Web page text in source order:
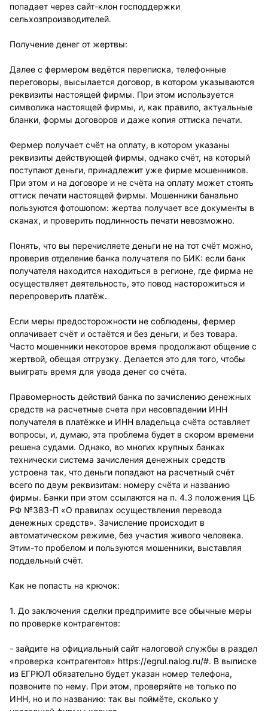
попадает через сайт-клон господдержки
сельхозпроизводителей.
Получение денег от жертвы:
Далее с фермером ведётся переписка, телефонные
переговоры, высылается договор, в котором указываются
реквизиты настоящей фирмы. При этом используется
символика настоящей фирмы, и, как правило, актуальные
бланки, формы договоров и даже копия оттиска печати.
Фермер получает счёт на оплату, в котором указаны
реквизиты действующей фирмы, однако счёт, на который
поступают деньги, принадлежит уже фирме мошенников.
При этом и на договоре и не счёта на оплату может стоять
оттиск печати настоящей фирмы. Мошенники банально
пользуются фотошопом: жертва получает все документы в
сканах, и проверить подлинность печати невозможно.
Понять, что вы перечисляете деньги не на тот счёт можно,
проверив отделение банка получателя по БИК: если банк
получателя находится находиться в регионе, где фирма не
осуществляет деятельность, это повод насторожиться и
перепроверить платёж.
Если меры предосторожности не соблюдены, фермер
оплачивает счёт и остаётся и без деньги, и без товара.
Часто мошенники некоторое время продолжают общение с
жертвой, обещая отгрузку. Делается это для того, чтобы
выиграть время для увода денег со счёта.
Правомерность действий банка по зачислению денежных
средств на расчетные счета при несовпадении ИНН
получателя в платёжке и ИНН владельца счёта оставляет
вопросы, и, думаю, эта проблема будет в скором времени
решена судами. Однако, во многих крупных банках
технически система зачисления денежных средств
устроена так, что деньги попадают на расчетный счёт
всего по двум реквизитам: номеру счёта и названию
фирмы. Банки при этом ссылаются на п. 4.3 положения ЦБ
РФ №383-П «О правилах осуществления перевода
денежных средств». Зачисление происходит в
автоматическом режиме, без участия живого человека.
Этим-то пробелом и пользуются мошенники, выставляя
поддельный счёт.
Как не попасть на крючок:
1. До заключения сделки предпримите все обычные меры
по проверке контрагентов:
- зайдите на официальный сайт налоговой службы в раздел
«проверка контрагентов» https://egrul.nalog.ru/#. В выписке
из ЕГРЮЛ обязательно будет указан номер телефона,
позвоните по нему. При этом, проверяйте не только по
ИНН, но и по названию: так вы поймёте, сколько у